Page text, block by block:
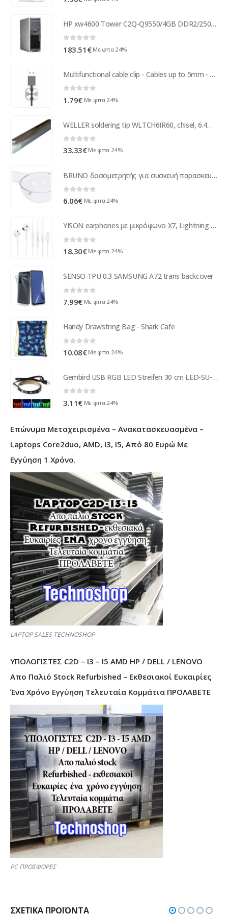
HP xw4600 Tower C2Q-Q9550/4GB DDR2/250GB/Κάρτα Γραφικών/DVD/7P Grade A Workstation Refurbished PC ( 53192 )
183.51 € Με φπα 24%
Multifunctional cable clip - Cables up to 5mm - Gray
1.79€ Με φπα 24%
WELLER soldering tip WLTCH6IR60, chisel, 6.4mm, 3τμχ
0 out of 5
33.33€ Με φπα 24%
BRUNO δοσομετρητής για συσκευή παρασκευής ποπ-κορν BRN-0085
0out of 5
6.06€ Με φπα 24%
YISON earphones με μικρόφωνο X7, Lightning σύνδεση, Φ14mm, 1.2m, λευκά
0 out of 5
18.30€ Με φπα 24%
SENSO TPU 0.3 SAMSUNG A72 trans backcover
0out of 5
7.99€ Με φπα 24%
Handy Drawstring Bag - Shark Cafe
10.08€ Με φπα 24%
Gembird USB RGB LED Streifen 30 cm LED-SU-RGB30-01
3.11€ Με φπα 24%
Επώνυμα Μεταχειρισμένα – Ανακατασκευασμένα –
Laptops Core2duo, AMD, I3, I5, Από 80 Ευρώ Με
Εγγύηση 1 Χρόνο.
LAPTOP SALES TECHNOSHOP
ΥΠΟΛΟΓΙΣΤΕΣ C2D – I3 – I5 AMD HP / DELL / LENOVO
Απο Παλιό Stock Refurbished – Εκθεσιακοί Ευκαιρίες
Ένα Χρόνο Εγγύηση Τελευταία Κομμάτια ΠΡΟΛΑΒΕΤΕ
PC ΠΡΟΣΦΟΡΕΣ
ΣΧΕΤΙΚΆ ΠΡΟΪΌΝΤΑ